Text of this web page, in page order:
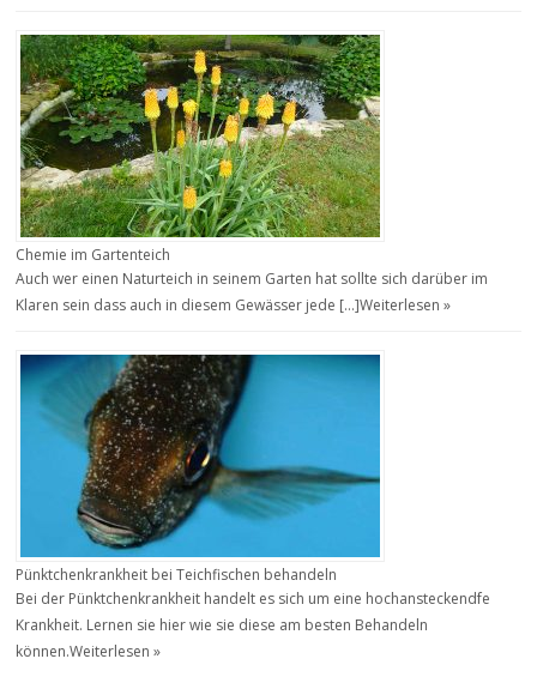
Chemie im Gartenteich
Auch wer einen Naturteich in seinem Garten hat sollte sich darüber im
Klaren sein dass auch in diesem Gewässer jede […]Weiterlesen »
Pünktchenkrankheit bei Teichfischen behandeln
Bei der Pünktchenkrankheit handelt es sich um eine hochansteckendfe
Krankheit. Lernen sie hier wie sie diese am besten Behandeln
können.Weiterlesen »